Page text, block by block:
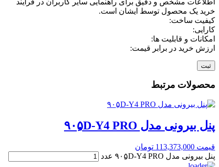
خرید یک محصول توسط ایشان است.
کیفیت ساخت:
کارایی:
امکانات و قابلیت ها:
ارزش خرید در برابر قیمت:
محصولات مرتبط
پنل بیرونی مدل ۹۰۵ِD-Y4 PRO
قیمت 113,373,000 تومان
پنل بیرونی مدل ۹۰۵ِD-Y4 PRO عدد